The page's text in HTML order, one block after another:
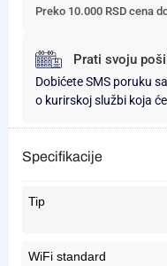
Preko 10.000 RSD cena
Prati svoju
Dobićete SMS poruku
o kurirskoj službi koja
Specifikacije
Tip
WiFi standard